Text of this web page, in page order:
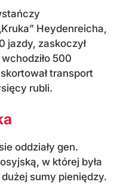
Heydenreicha,
jazdy, zaskoczył
500
transport
rubli.
oddziały gen.
w której była
sumy pieniędzy.